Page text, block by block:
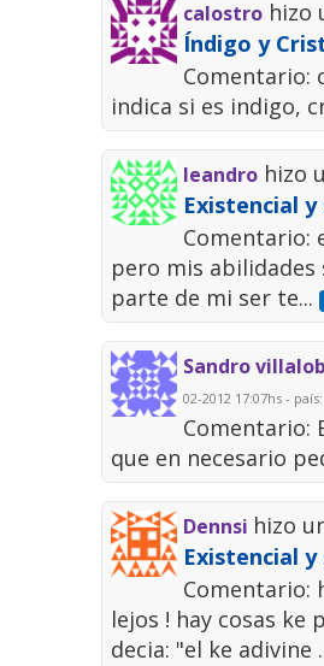
calostro hizo
Índigo y
Comentario:
indica si es indigo,
leandro hizo
Existencial
Comentario:
pero mis
parte de mi ser te...
Sandro
02-2012 17:07hs -
Comentario:
que en necesario
Dennsi hizo
Existencial
Comentario:
lejos ! hay cosas ke
decia: "el ke adivine